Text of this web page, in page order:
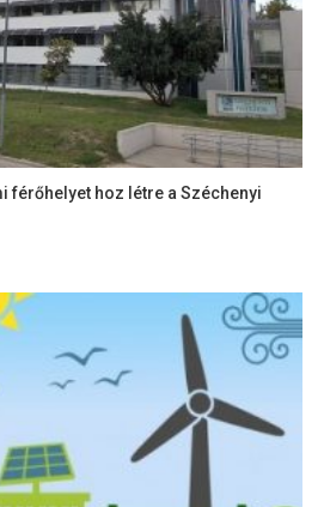
férőhelyet hoz létre a Széchenyi